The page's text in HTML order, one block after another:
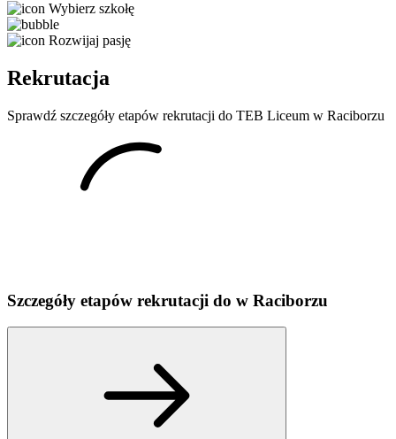
Wybierz szkołę
Rozwijaj pasję
Rekrutacja
Sprawdź szczegóły etapów rekrutacji do TEB Liceum w Raciborzu
Szczegóły etapów rekrutacji do w Raciborzu